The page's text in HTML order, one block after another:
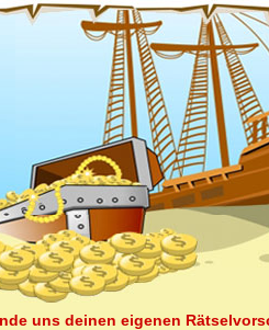
uns deinen eigenen